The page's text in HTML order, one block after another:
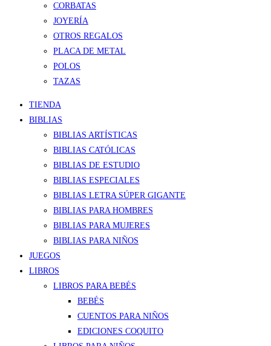
CORBATAS
JOYERÍA
OTROS REGALOS
PLACA DE METAL
POLOS
TAZAS
TIENDA
BIBLIAS
BIBLIAS ARTÍSTICAS
BIBLIAS CATÓLICAS
BIBLIAS DE ESTUDIO
BIBLIAS ESPECIALES
BIBLIAS LETRA SÚPER GIGANTE
BIBLIAS PARA HOMBRES
BIBLIAS PARA MUJERES
BIBLIAS PARA NIÑOS
JUEGOS
LIBROS
LIBROS PARA BEBÉS
BEBÉS
CUENTOS PARA NIÑOS
EDICIONES COQUITO